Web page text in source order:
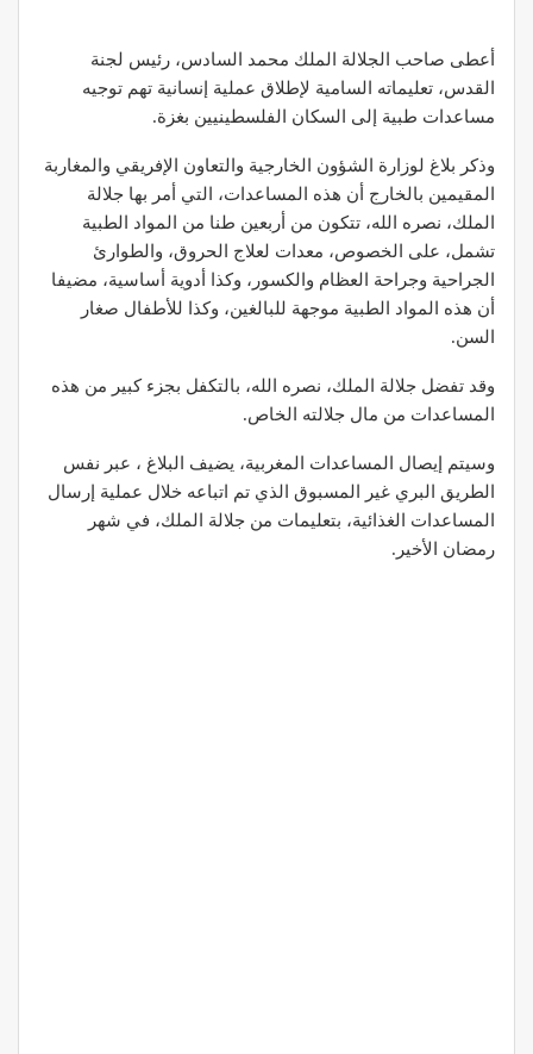
أعطى صاحب الجلالة الملك محمد السادس، رئيس لجنة
القدس، تعليماته السامية لإطلاق عملية إنسانية تهم توجيه
مساعدات طبية إلى السكان الفلسطينيين بغزة.
وذكر بلاغ لوزارة الشؤون الخارجية والتعاون الإفريقي والمغاربة
المقيمين بالخارج أن هذه المساعدات، التي أمر بها جلالة
الملك، نصره الله، تتكون من أربعين طنا من المواد الطبية
تشمل، على الخصوص، معدات لعلاج الحروق، والطوارئ
الجراحية وجراحة العظام والكسور، وكذا أدوية أساسية، مضيفا
أن هذه المواد الطبية موجهة للبالغين، وكذا للأطفال صغار
السن.
وقد تفضل جلالة الملك، نصره الله، بالتكفل بجزء كبير من هذه
المساعدات من مال جلالته الخاص.
وسيتم إيصال المساعدات المغربية، يضيف البلاغ ، عبر نفس
الطريق البري غير المسبوق الذي تم اتباعه خلال عملية إرسال
المساعدات الغذائية، بتعليمات من جلالة الملك، في شهر
رمضان الأخير.